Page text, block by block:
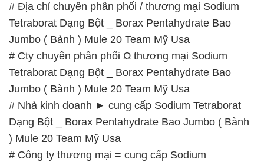
# Địa chỉ chuyên phân phối / thương mại Sodium
Tetraborat Dạng Bột _ Borax Pentahydrate Bao
Jumbo ( Bành ) Mule 20 Team Mỹ Usa
# Cty chuyên phân phối Ω thương mại Sodium
Tetraborat Dạng Bột _ Borax Pentahydrate Bao
Jumbo ( Bành ) Mule 20 Team Mỹ Usa
# Nhà kinh doanh ► cung cấp Sodium Tetraborat
Dạng Bột _ Borax Pentahydrate Bao Jumbo ( Bành
) Mule 20 Team Mỹ Usa
# Công ty thương mại = cung cấp Sodium